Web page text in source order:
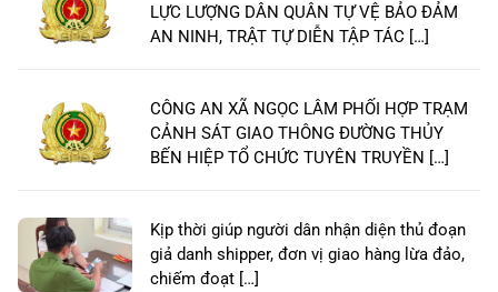
LỰC LƯỢNG DÂN QUÂN TỰ VỆ BẢO ĐẢM
AN NINH, TRẬT TỰ DIỄN TẬP TÁC […]
CÔNG AN XÃ NGỌC LÂM PHỐI HỢP TRẠM
CẢNH SÁT GIAO THÔNG ĐƯỜNG THỦY
BẾN HIỆP TỔ CHỨC TUYÊN TRUYỀN […]
Kịp thời giúp người dân nhận diện thủ đoạn
giả danh shipper, đơn vị giao hàng lừa đảo,
chiếm đoạt […]